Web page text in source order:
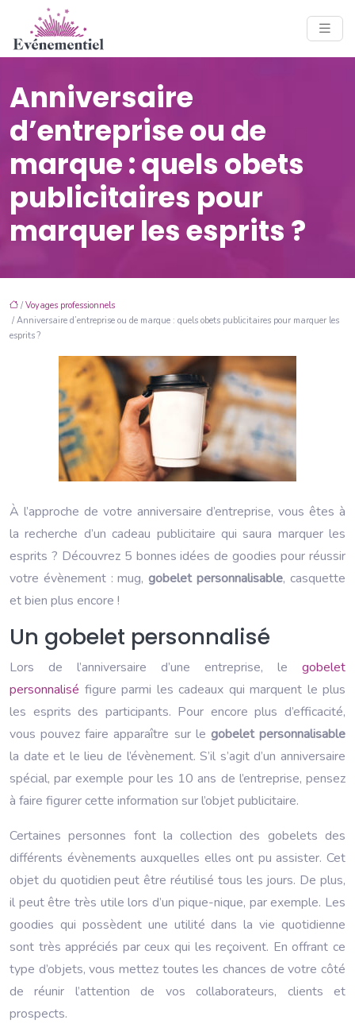
Anniversaire
d’entreprise ou de
marque : quels obets
publicitaires pour
marquer les esprits ?
/ Voyages professionnels
/ Anniversaire d’entreprise ou de marque : quels obets publicitaires pour marquer les
esprits ?
À l’approche de votre anniversaire d’entreprise, vous êtes à
la recherche d’un cadeau publicitaire qui saura marquer les
esprits ? Découvrez 5 bonnes idées de goodies pour réussir
votre évènement : mug,gobelet personnalisable, casquette
et bien plus encore !
Un gobelet personnalisé
Lors de l’anniversaire d’une entreprise, le gobelet
personnalisé figure parmi les cadeaux qui marquent le plus
les esprits des participants. Pour encore plus d’efficacité,
vous pouvez faire apparaître sur le gobelet personnalisable
la date et le lieu de l’évènement. S’il s’agit d’un anniversaire
spécial, par exemple pour les 10 ans de l’entreprise, pensez
à faire figurer cette information sur l’objet publicitaire.
Certaines personnes font la collection des gobelets des
différents évènements auxquelles elles ont pu assister. Cet
objet du quotidien peut être réutilisé tous les jours. De plus,
il peut être très utile lors d’un pique-nique, par exemple. Les
goodies qui possèdent une utilité dans la vie quotidienne
sont très appréciés par ceux qui les reçoivent. En offrant ce
type d’objets, vous mettez toutes les chances de votre côté
de réunir l’attention de vos collaborateurs, clients et
prospects.